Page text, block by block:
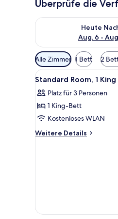
Überprüfe die
Heute
Aug. 6 -
Überprüfe die
Verfügbare
Filter
für
Alle Zimmer 1 Bett 2
Alle
Fotos
für
Standard
Room,
1
5
Standard Room, 1
Platz für 3 Personen
1 King-Bett
Kostenloses WLAN
Weitere Details
Weitere